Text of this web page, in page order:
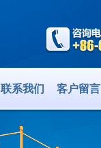
联系我们 客户留言